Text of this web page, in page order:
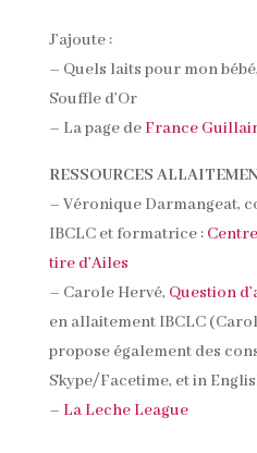
J’ajoute :
– Quels laits pour mon
Souffle d’Or
– La page deFrance
RESSOURCES
– Véronique Darmangeat,
IBCLC et formatrice :
tire d’Ailes
– Carole Hervé, Question
en allaitement IBCLC
propose également des
Skype/Facetime, et in
– La Leche League